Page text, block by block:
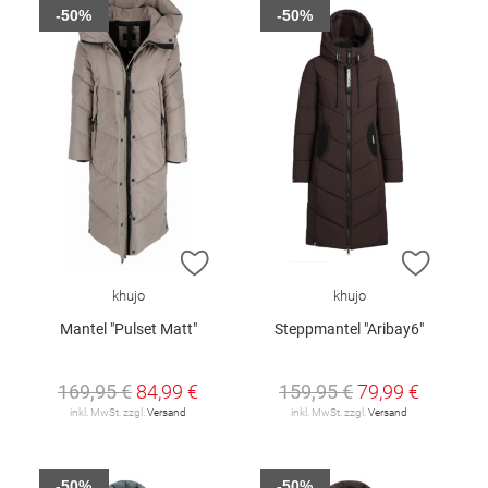
ZUR WUNSCHLISTE HINZUFÜGEN
khujo
Mantel "Pulset Matt"
169,95 € 84,99 €
inkl. MwSt. zzgl.Versand
-50%
ZUR
khujo
Steppmantel "Aribay6"
159,95 €79,99 €
inkl. MwSt. zzgl.Versand
-50%